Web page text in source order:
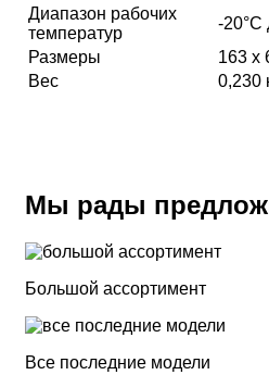
Диапазон рабочих
температур
-20°С
Размеры
163 x
Вес
0,230
Мы рады
Большой ассортимент
Все последние модели